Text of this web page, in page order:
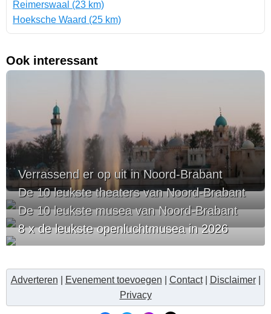
Reimerswaal (23 km)
Hoeksche Waard (25 km)
Ook interessant
Verrassend er op uit in Noord-Brabant
De 10 leukste theaters van Noord-Brabant
De 10 leukste musea van Noord-Brabant
8 x de leukste openluchtmusea in 2026
Adverteren Evenement toevoegen Contact| Disclaimer|
Privacy